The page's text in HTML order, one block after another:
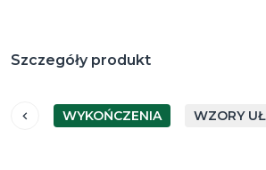
Szczegóły produkt
WYKOŃCZENIA WZORY